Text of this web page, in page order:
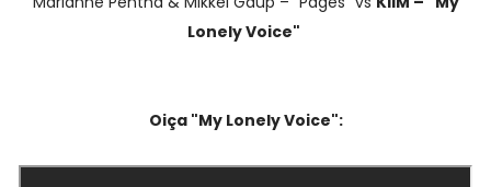
Lonely Voice"
Oiça "My Lonely Voice":